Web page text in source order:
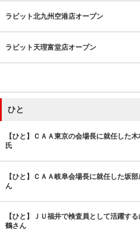
ラビット北九州空港店オープン
ラビット天理富堂店オープン
ひと
【ひと】ＣＡＡ東京の会場長に就任した
氏
【ひと】ＣＡＡ岐阜会場長に就任した坂部
ん
【ひと】ＪＵ福井で検査員として活躍す
鶴さん